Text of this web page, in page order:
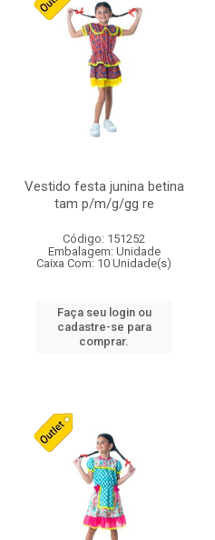
Vestido festa junina betina
tam p/m/g/gg re
Código: 151252
Embalagem: Unidade
Caixa Com: 10 Unidade(s)
Faça seu login ou
cadastre-se para
comprar.